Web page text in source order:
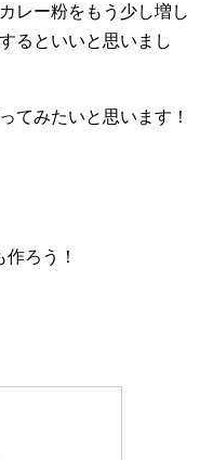
レー粉をもう少し増し
るといいと思いまし
てみたいと思います！
ろう！